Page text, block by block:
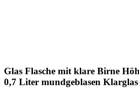
Glas Flasche mit klare Birne
0,7 Liter mundgeblasen Klarglas